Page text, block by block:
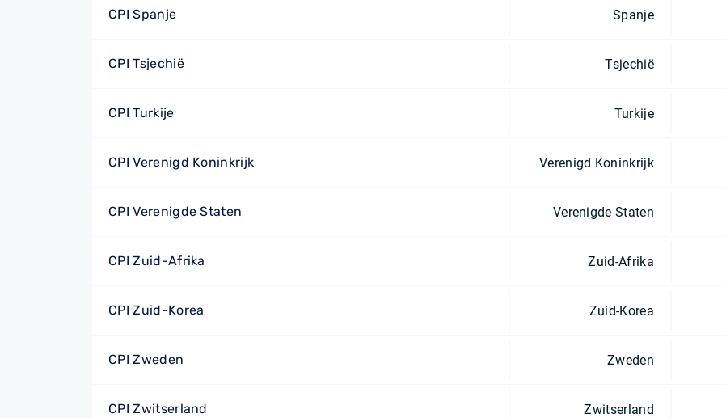
CPI Spanje Spanje
CPI Tsjechië Tsjechië
CPI Turkije Turkije
CPI Verenigd Koninkrijk Verenigd Koninkrijk
CPI Verenigde Staten Verenigde Staten
CPI Zuid-Afrika Zuid-Afrika
CPI Zuid-Korea Zuid-Korea
CPI Zweden Zweden
CPI Zwitserland Zwitserland